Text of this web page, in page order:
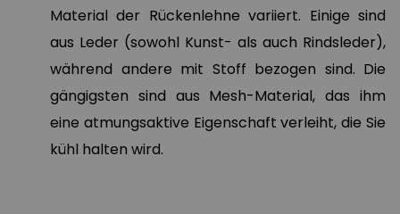
Material der Rückenlehne variiert. Einige sind
aus Leder (sowohl Kunst- als auch Rindsleder),
während andere mit Stoff bezogen sind. Die
gängigsten sind aus Mesh-Material, das ihm
eine atmungsaktive Eigenschaft verleiht, die Sie
kühl halten wird.